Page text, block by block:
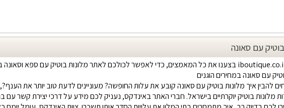
עם סאונה
עם סאונה במחירים הוגנים
להבין איך מלונות בוטיק עם סאונה קובע את עלות החופשה? מעוניינים לדעת טוב יותר את
מלונות בוטיק יוקרתיים בישראל. חברי האתר באינדקס, נעניק לכם מידע על דרכי יצירת קשר עם